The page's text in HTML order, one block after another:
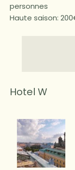
personnes
Haute saison:
Hotel W